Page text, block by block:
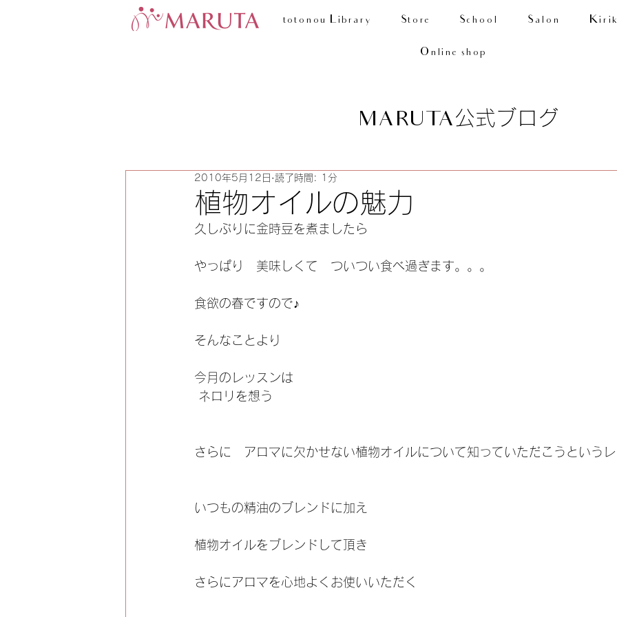
totonou Library Store School Salon
Online shop
MARUTA公式ブログ
植物オイルの魅力
2010年5月12日 読了時間: 1分
久しぶりに金時豆を煮ましたら
やっぱり　美味しくて　ついつい食べ過ぎます。。。
食欲の春ですので♪
そんなことより
今月のレッスンは
ネロリを想う
さらに　アロマに欠かせない植物オイルについて知っていただこうという
いつもの精油のブレンドに加え
植物オイルをブレンドして頂き
さらにアロマを心地よくお使いいただく